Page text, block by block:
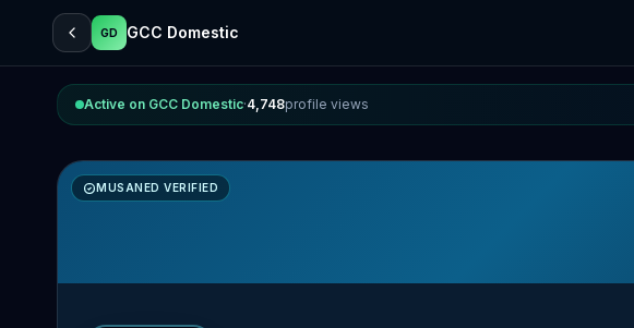
GD GCC Domestic
Active on GCC Domestic·4,748profile views
MUSANED VERIFIED